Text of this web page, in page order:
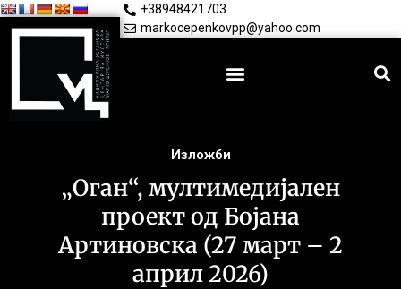
+38948421703
markocepenkovpp@yahoo.com
Изложби
„Оган“, мултимедијален
проект од Бојана
Артиновска (27 март – 2
април 2026)